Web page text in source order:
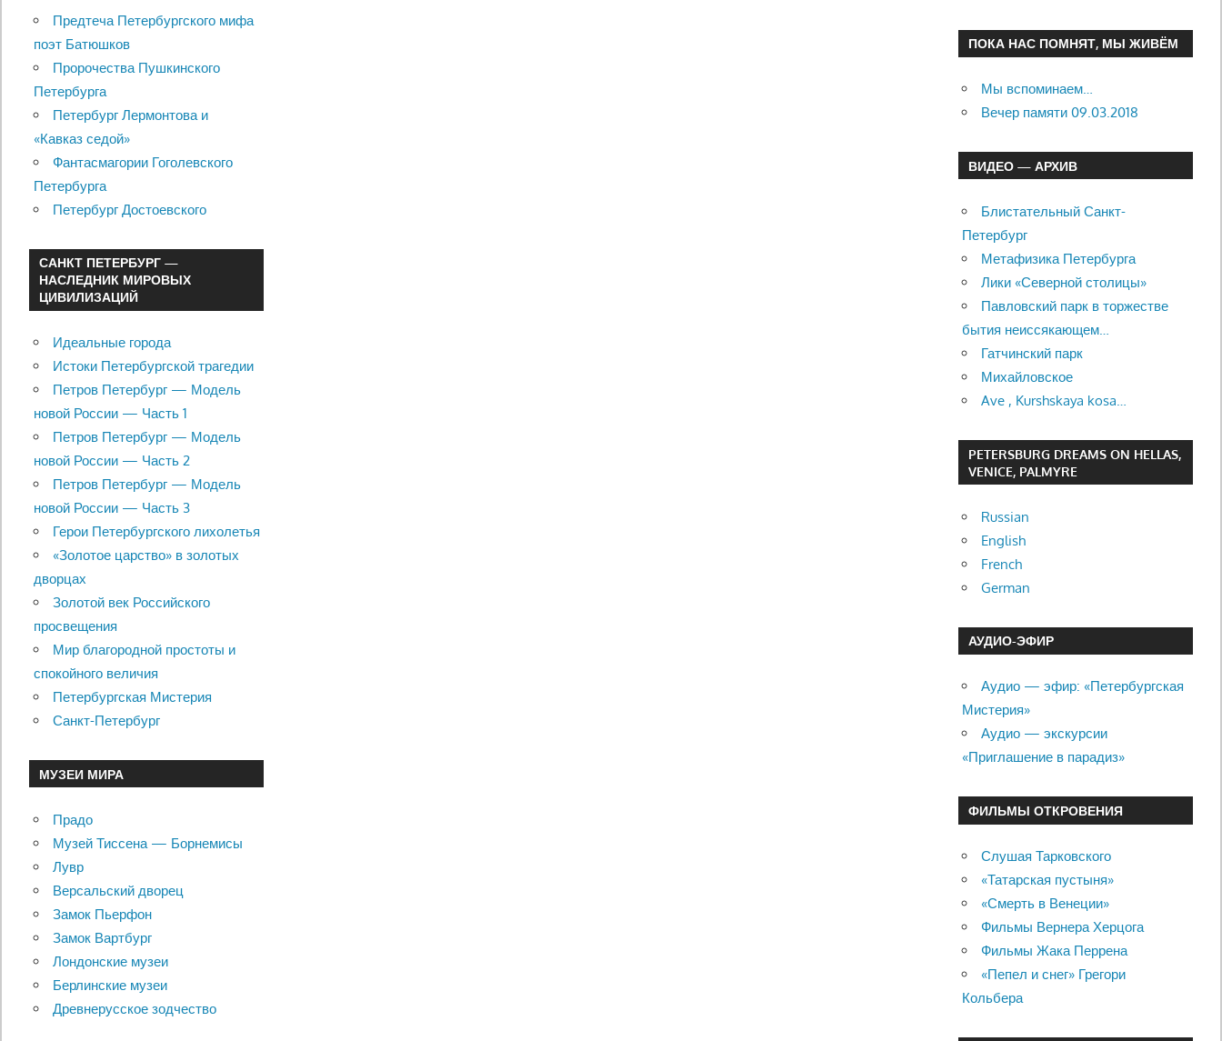
Предтеча Петербургского мифа
поэт Батюшков
Пророчества Пушкинского
Петербурга
Петербург Лермонтова и
«Кавказ седой»
Фантасмагории Гоголевского
Петербурга
Петербург Достоевского
САНКТ ПЕТЕРБУРГ —
НАСЛЕДНИК МИРОВЫХ
ЦИВИЛИЗАЦИЙ
Идеальные города
Истоки Петербургской трагедии
Петров Петербург — Модель
новой России — Часть 1
Петров Петербург — Модель
новой России — Часть 2
Петров Петербург — Модель
новой России — Часть 3
Герои Петербургского лихолетья
«Золотое царство» в золотых
дворцах
Золотой век Российского
просвещения
Мир благородной простоты и
спокойного величия
Петербургская Мистерия
Санкт-Петербург
МУЗЕИ МИРА
Прадо
Музей Тиссена — Борнемисы
Лувр
Версальский дворец
Замок Пьерфон
Замок Вартбург
Лондонские музеи
Берлинские музеи
Древнерусское зодчество
ПОКА НАС ПОМНЯТ, МЫ ЖИВЁМ
Мы вспоминаем…
Вечер памяти 09.03.2018
ВИДЕО — АРХИВ
Блистательный Санкт-
Петербург
Метафизика Петербурга
Лики «Северной столицы»
Павловский парк в торжестве
бытия неиссякающем…
Гатчинский парк
Михайловское
Ave , Kurshskaya kosa…
PETERSBURG DREAMS ON HELLAS,
VENICE, PALMYRE
Russian
English
French
German
АУДИО-ЭФИР
Аудио — эфир: «Петербургская
Мистерия»
Аудио — экскурсии
«Приглашение в парадиз»
ФИЛЬМЫ ОТКРОВЕНИЯ
Слушая Тарковского
«Татарская пустыня»
«Смерть в Венеции»
Фильмы Вернера Херцога
Фильмы Жака Перрена
«Пепел и снег» Грегори
Кольбера